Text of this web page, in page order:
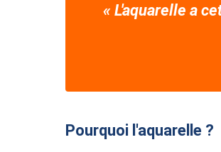
« L'aquarelle a
Pourquoi l'aquarelle ?